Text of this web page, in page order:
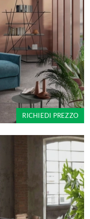
RICHIEDI PREZZO